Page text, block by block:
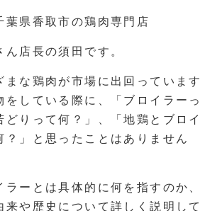
葉県香取市の鶏肉専門店
ん店長の須田です。
まな鶏肉が市場に出回っています
をしている際に、「ブロイラーっ
どりって何？」、「地鶏とブロイ
？」と思ったことはありません
ラーとは具体的に何を指すのか、
来や歴史について詳しく説明して